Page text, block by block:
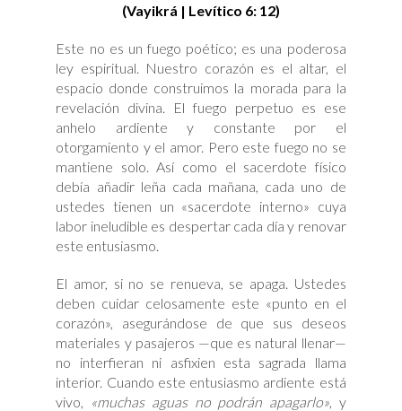
(Vayikrá | Levítico 6: 12)
Este no es un fuego poético; es una poderosa
ley espiritual. Nuestro corazón es el altar, el
espacio donde construimos la morada para la
revelación divina. El fuego perpetuo es ese
anhelo ardiente y constante por el
otorgamiento y el amor. Pero este fuego no se
mantiene solo. Así como el sacerdote físico
debía añadir leña cada mañana, cada uno de
ustedes tienen un «sacerdote interno» cuya
labor ineludible es despertar cada día y renovar
este entusiasmo.
El amor, si no se renueva, se apaga. Ustedes
deben cuidar celosamente este «punto en el
corazón», asegurándose de que sus deseos
materiales y pasajeros —que es natural llenar—
no interfieran ni asfixien esta sagrada llama
interior. Cuando este entusiasmo ardiente está
vivo, «muchas aguas no podrán apagarlo», y